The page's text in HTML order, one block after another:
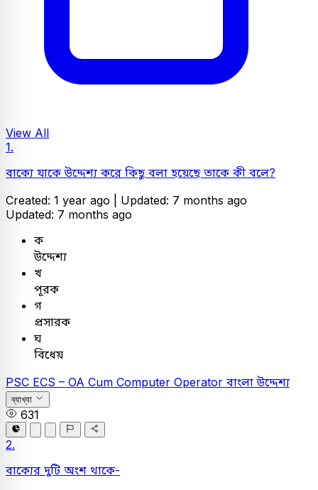
View All
1.
বাক্যে যাকে উদ্দেশ্য করে কিছু বলা হয়েছে তাকে কী বলে?
Created: 1 year ago | Updated: 7 months ago
Updated: 7 months ago
ক
উদ্দেশ্য
খ
পূরক
গ
প্রসারক
ঘ
বিধেয়
PSC ECS – OA Cum Computer Operator বাংলাউদ্দেশ্য
ব্যাখ্যা
631
2.
বাক্যের দুটি অংশ থাকে-